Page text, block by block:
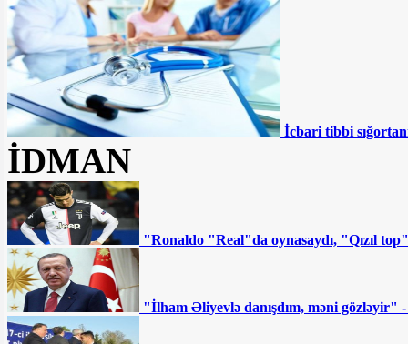
BÜTÜN XƏBƏRLƏR
İcbari tibbi
İDMAN
"Ronaldo "Real"da oynasaydı, "Qızıl
"İlham Əliyevlə danışdım, məni